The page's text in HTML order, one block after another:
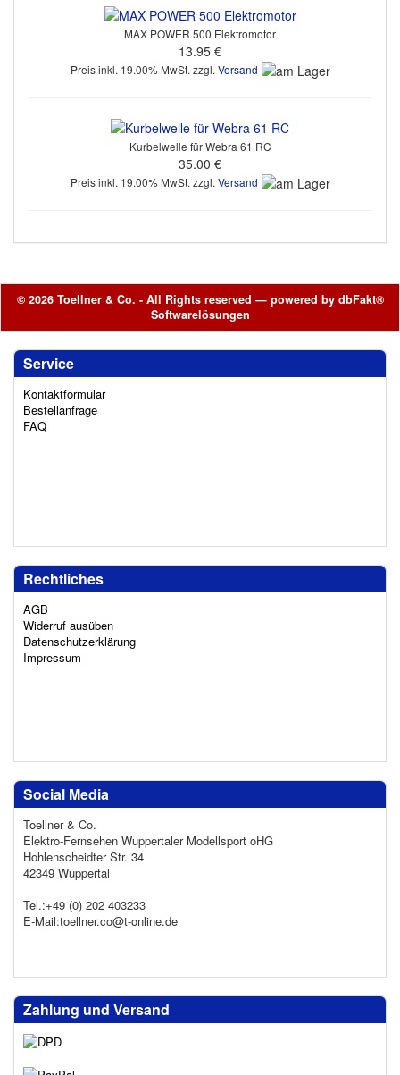
MAX POWER 500 Elektromotor
13.95 €
Preis inkl. 19.00% MwSt. zzgl. Versand
Kurbelwelle für Webra 61 RC
35.00 €
Preis inkl. 19.00% MwSt. zzgl. Versand
© 2026 Toellner & Co. - All Rights reserved — powered by dbFakt®
Softwarelösungen
Service
Kontaktformular
Bestellanfrage
FAQ
Rechtliches
AGB
Widerruf ausüben
Datenschutzerklärung
Impressum
Social Media
Toellner & Co.
Elektro-Fernsehen Wuppertaler Modellsport oHG
Hohlenscheidter Str. 34
42349 Wuppertal
Tel.:+49 (0) 202 403233
E-Mail:toellner.co@t-online.de
Zahlung und Versand